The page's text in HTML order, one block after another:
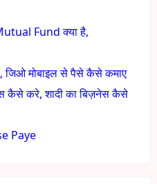
Fund क्या है,
मोबाइल से पैसे कैसे कमाए
करे, शादी का बिज़नेस कैसे
Paye